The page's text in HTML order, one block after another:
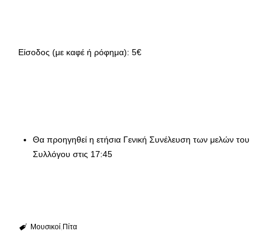
Είσοδος (με καφέ ή ρόφημα): 5€
Θα προηγηθεί η ετήσια Γενική Συνέλευση των μελών του
Συλλόγου στις 17:45
Μουσικοί Πίτα